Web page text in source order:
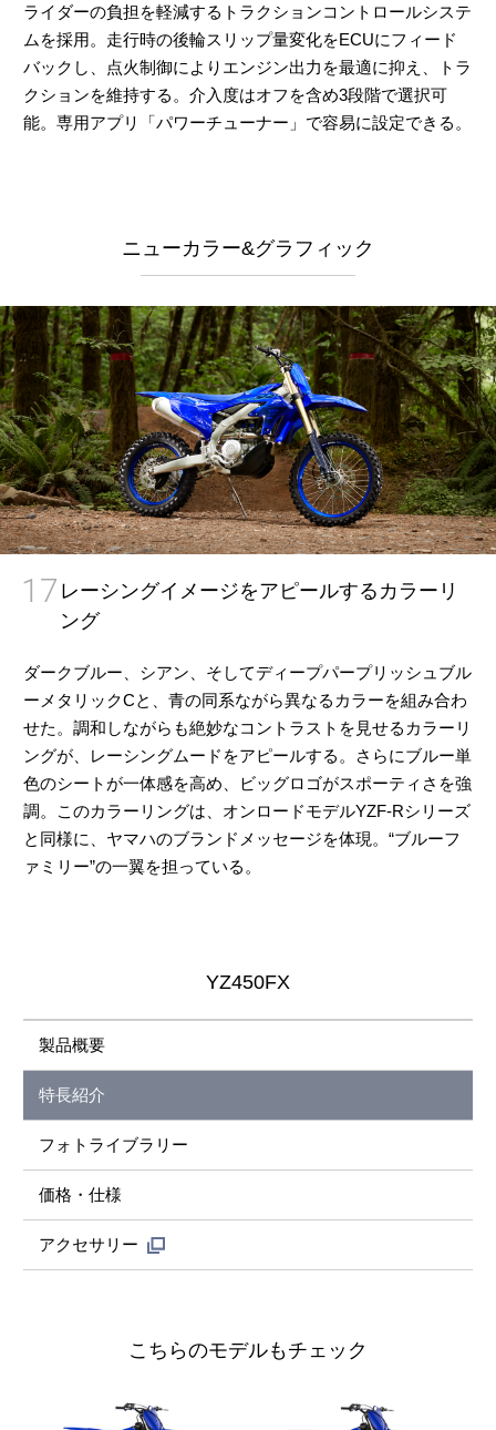
ライダーの負担を軽減するトラクションコントロールシステ
ムを採用。走行時の後輪スリップ量変化をECUにフィード
バックし、点火制御によりエンジン出力を最適に抑え、トラ
クションを維持する。介入度はオフを含め3段階で選択可
能。専用アプリ「パワーチューナー」で容易に設定できる。
ニューカラー&グラフィック
17 レーシングイメージをアピールするカラーリ
ング
ダークブルー、シアン、そしてディープパープリッシュブル
ーメタリックCと、青の同系ながら異なるカラーを組み合わ
せた。調和しながらも絶妙なコントラストを見せるカラーリ
ングが、レーシングムードをアピールする。さらにブルー単
色のシートが一体感を高め、ビッグロゴがスポーティさを強
調。このカラーリングは、オンロードモデルYZF-Rシリーズ
と同様に、ヤマハのブランドメッセージを体現。“ブルーフ
ァミリー”の一翼を担っている。
YZ450FX
製品概要
特長紹介
フォトライブラリー
価格・仕様
アクセサリー
こちらのモデルもチェック